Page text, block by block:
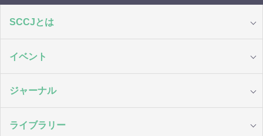
SCCJとは
イベント
ジャーナル
ライブラリー